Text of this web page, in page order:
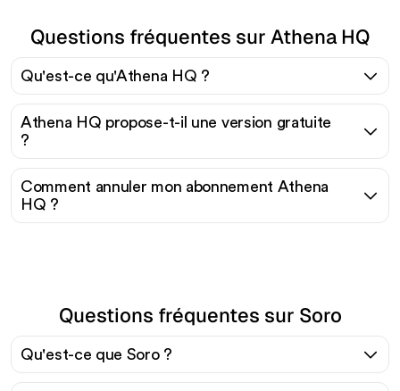
Questions fréquentes sur Athena HQ
Qu'est-ce qu'Athena HQ ?
Athena HQ propose-t-il une version gratuite
?
Comment annuler mon abonnement Athena
HQ ?
Questions fréquentes sur Soro
Qu'est-ce que Soro ?